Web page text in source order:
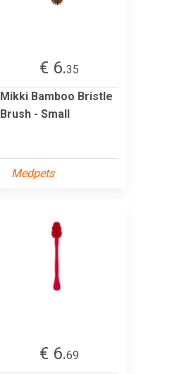
€ 6.35
Mikki Bamboo Bristle
Brush - Small
Medpets
€ 6.69